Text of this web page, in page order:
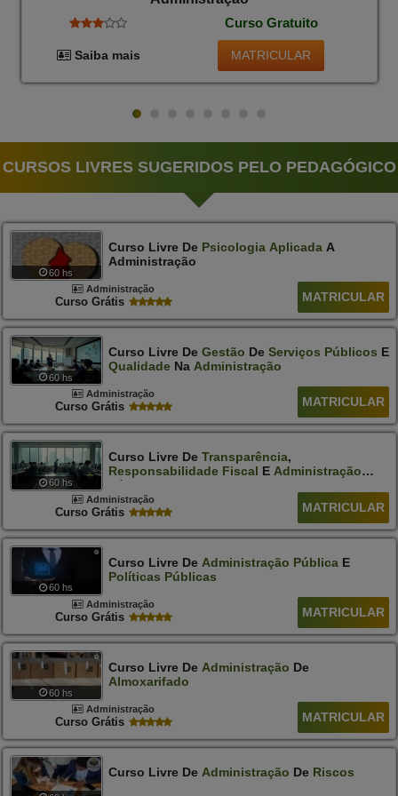
Curso Gratuito
Saiba mais MATRICULAR
CURSOS LIVRES SUGERIDOS PELO PEDAGÓGICO
60 hs
Curso Livre De Psicologia AplicadaA
Administração
Administração
Curso Grátis MATRICULAR
60 hs
Curso Livre De Gestão De Serviços Públicos E
QualidadeNa Administração
Administração
Curso Grátis MATRICULAR
60 hs
Curso Livre De Transparência,
Responsabilidade Fiscal E Administração
Pública
Administração
Curso Grátis MATRICULAR
60 hs
Curso Livre De Administração PúblicaE
Políticas Públicas
Administração
Curso Grátis MATRICULAR
60 hs
Curso Livre De Administração De
Almoxarifado
Administração
Curso Grátis MATRICULAR
Curso Livre De Administração De Riscos